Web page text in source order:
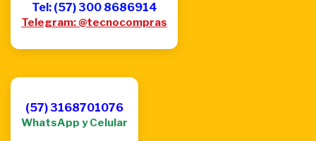
Tel: (57) 300 8686914
Telegram: @tecnocompras
(57) 3168701076
WhatsApp y Celular